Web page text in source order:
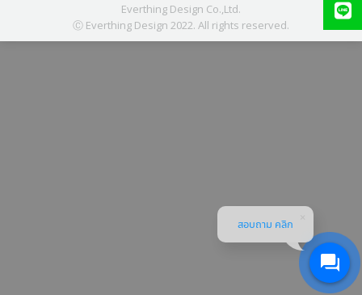
Everthing Design Co.,Ltd.
Ⓒ Everthing Design 2022. All rights reserved.
สอบถาม คลิก